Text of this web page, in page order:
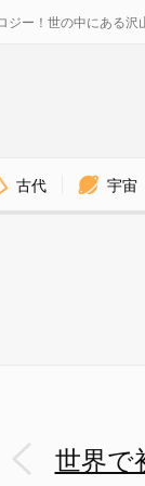
ー！世の中にある沢
古代 宇宙
世界で